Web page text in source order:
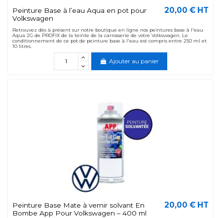
Peinture Base à l’eau Aqua en pot pour
Volkswagen
20,00 € HT
Retrouvez dès à présent sur notre boutique en ligne nos peintures base à l'eau
Aqua 2G de PROFIX de la teinte de la carrosserie de votre Volkswagen. Le
conditionnement de ce pot de peinture base à l'eau est compris entre 250 ml et
10 litres.
Ajouter au panier
Peinture Base Mate à vernir solvant En
Bombe App Pour Volkswagen – 400 ml
20,00 € HT